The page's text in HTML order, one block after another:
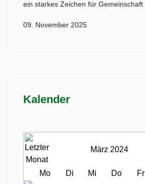
ein starkes Zeichen für Gemeinschaft
09. November 2025
Kalender
März 2024
Mo Di Mi Do Fr